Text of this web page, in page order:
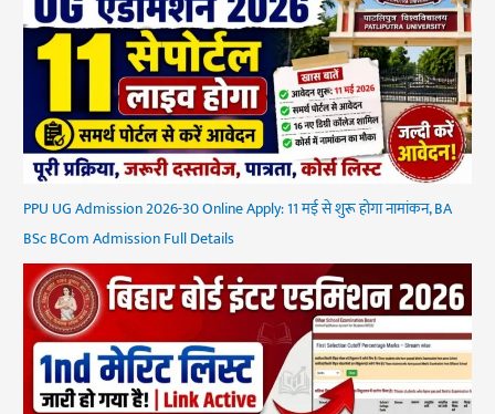
PPU UG Admission 2026-30 Online Apply: 11 मई से शुरू होगा नामांकन, BA
BSc BCom Admission Full Details